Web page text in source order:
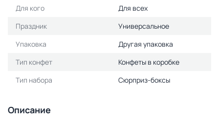
Для кого
Для всех
Праздник
Универсальное
Упаковка
Другая упаковка
Тип конфет
Конфеты в коробке
Тип набора
Сюрприз-боксы
Описание